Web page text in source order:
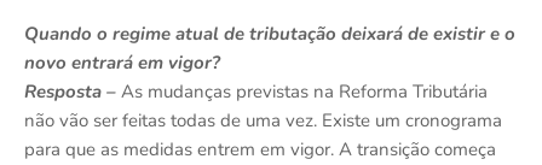
Quando o regime atual de tributação deixará de existir e o
novo entrará em vigor?
Resposta – As mudanças previstas na Reforma Tributária
não vão ser feitas todas de uma vez. Existe um cronograma
para que as medidas entrem em vigor. A transição começa